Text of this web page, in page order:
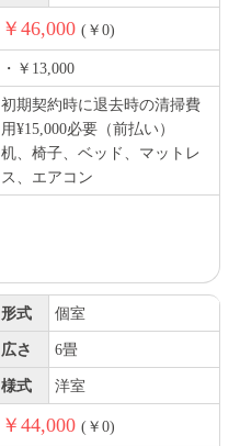
￥46,000 (￥0)
・￥13,000
初期契約時に退去時の清掃費
用¥15,000必要（前払い）
机、椅子、ベッド、マットレ
ス、エアコン
形式 個室
広さ 6畳
様式 洋室
￥44,000 (￥0)